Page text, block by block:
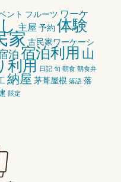
ント フルーツ ワーケ
主屋 予約 体験
家 古民家ワーケーシ
泊宿泊利用 山
利用 日記 旬 朝食 朝食弁
納屋 茅葺屋根 落語 落
限定